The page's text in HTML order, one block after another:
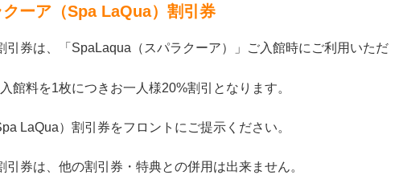
ーア（Spa LaQua）割引券
引券は、「SpaLaqua（スパラクーア）」ご入館時にご利用いただ
館料を1枚につきお一人様20%割引となります。
LaQua）割引券をフロントにご提示ください。
券は、他の割引券・特典との併用は出来ません。